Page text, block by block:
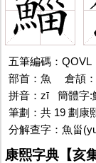
五筆編碼：
部首：魚
倉頡
拼音：zī 簡體字:
筆劃：共 19 劃康
分解查字：魚甾
康熙字典【亥